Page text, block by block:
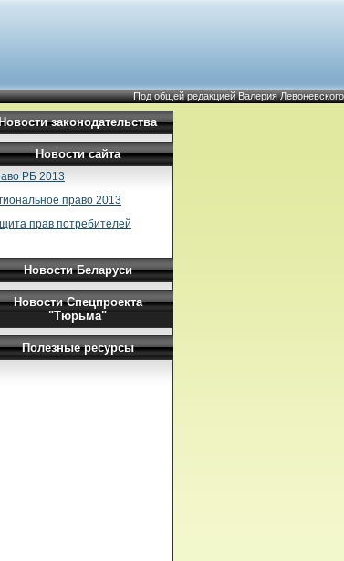
Под общей редакцией Валерия Левоневского
законодательства
Новости сайта
РБ 2013
право 2013
прав потребителей
Новости Беларуси
Новости Спецпроекта
"Тюрьма"
Полезные ресурсы